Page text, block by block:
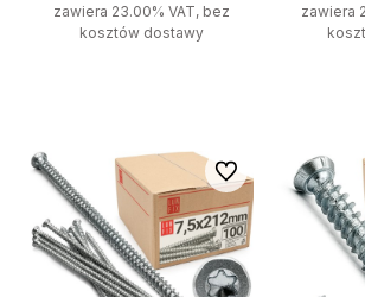
zawiera 23.00% VAT, bez
kosztów dostawy
zawiera
Do ulubionych